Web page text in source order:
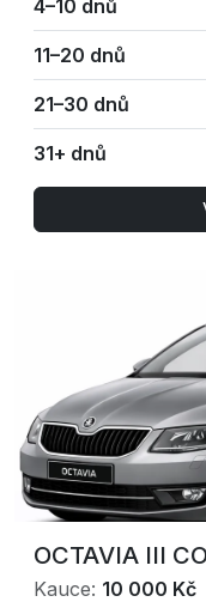
4–10 dnů
11–20 dnů
21–30 dnů
31+ dnů
OCTAVIA III
Kauce: 10 000 Kč